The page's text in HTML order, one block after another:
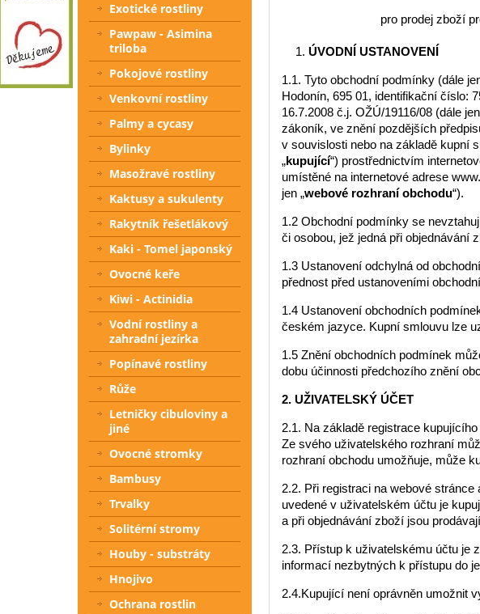
pro prodej zboží
ÚVODNÍ USTANOVENÍ
1.1. Tyto obchodní podmínky (dále
Hodonín, 695 01, identifikační číslo:
16.7.2008 č.j. OŽÚ/19116/08 (dále jen
zákoník, ve znění pozdějších
v souvislosti nebo na základě kupní
„kupující“) prostřednictvím
umístěné na internetové adrese
jen „webové rozhraní obchodu“).
1.2 Obchodní podmínky se
či osobou, jež jedná při objednávání
1.3 Ustanovení odchylná od
přednost před ustanoveními
1.4 Ustanovení obchodních
českém jazyce. Kupní smlouvu lze
1.5 Znění obchodních podmínek
dobu účinnosti předchozího znění
2. UŽIVATELSKÝ ÚČET
2.1. Na základě registrace
Ze svého uživatelského rozhraní
rozhraní obchodu umožňuje, může
2.2. Při registraci na webové
uvedené v uživatelském účtu je
a při objednávání zboží jsou
2.3. Přístup k uživatelskému účtu je
informací nezbytných k přístupu do
2.4.Kupující není oprávněn umožnit
Exotické rostliny
Pawpaw - Asimina
triloba
Pokojové rostliny
Venkovní rostliny
Palmy a cycasy
Bylinky
Masožravé rostliny
Kaktusy a sukulenty
Rakytník řešetlákový
Kaki - Tomel japonský
Ovocné keře
Kiwi - Actinidia
Vodní rostliny a
zahradní jezírka
Popínavé rostliny
Růže
Letničky cibuloviny a
jiné
Ovocné stromky
Bambusy
Trvalky
Solitérní stromy
Houby - substráty
Hnojivo
Ochrana rostlin